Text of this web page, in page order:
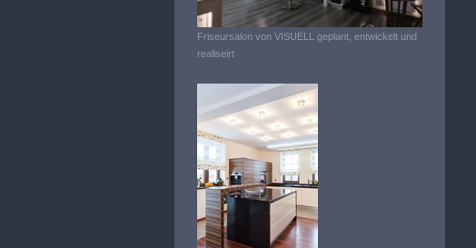
Friseursalon von VISUELL geplant, entwickelt und
realiseirt